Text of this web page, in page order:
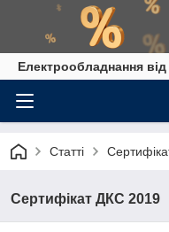
Електрообладнання
Статті
Сертифікат ДКС 2019